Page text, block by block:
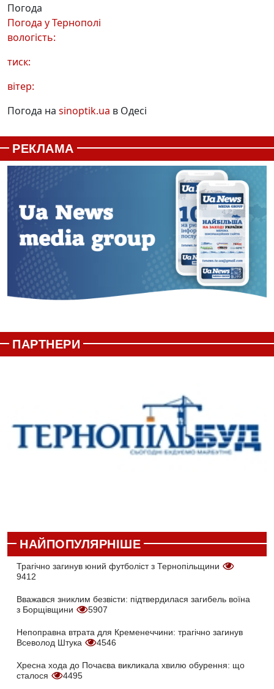
Погода
Погода уТернополі
вологість:
тиск:
вітер:
Погода на sinoptik.ua в Одесі
РЕКЛАМА
ПАРТНЕРИ
НАЙПОПУЛЯРНІШЕ
Трагічно загинув юний футболіст з Тернопільщини
9412
Вважався зниклим безвісти: підтвердилася загибель воїна
з Борщівщини
5907
Непоправна втрата для Кременеччини: трагічно загинув
Всеволод Штука
4546
Хресна хода до Почаєва викликала хвилю обурення: що
сталося
4495